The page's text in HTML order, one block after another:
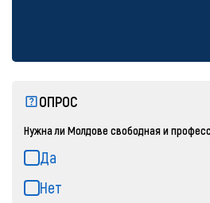
ОПРОС
Нужна ли Молдове свободная и
Да
Нет